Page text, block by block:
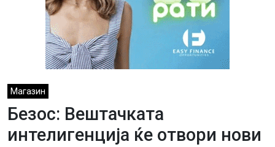
Магазин
Безос: Вештачката
интелигенција ќе отвори нови